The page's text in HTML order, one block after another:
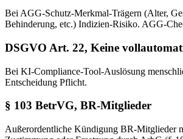
Bei AGG-Schutz-Merkmal-Trägern (Alter,
Behinderung, etc.) Indizien-Risiko. AGG-
DSGVO Art. 22, Keine
Bei KI-Compliance-Tool-Auslösung
Entscheidung Pflicht.
§ 103 BetrVG, BR-Mitglieder
Außerordentliche Kündigung BR-Mitglieder